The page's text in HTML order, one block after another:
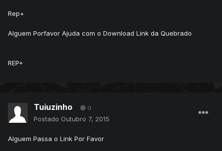
Rep+
Alguem Porfavor Ajuda com o Download Link da Quebrado
REP+
Tuiuzinho 0
Postado Outubro 7, 2015
Alguem Passa o Link Por Favor